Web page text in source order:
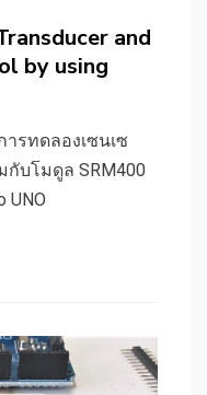
and
by using
รทดลองเซนเซ
กับโมดูล SRM400
UNO